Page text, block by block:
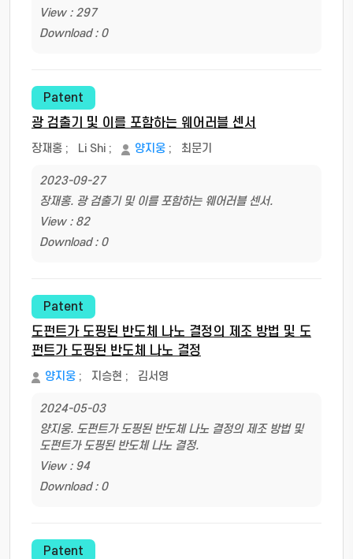
View : 297
Download : 0
Patent
광 검출기 및 이를 포함하는 웨어러블 센서
장재홍 ; Li Shi ; 양지웅 ; 최문기
2023-09-27
장재홍. 광 검출기 및 이를 포함하는 웨어러블 센서.
View : 82
Download : 0
Patent
도펀트가 도핑된 반도체 나노 결정의 제조 방법 및 도
펀트가 도핑된 반도체 나노 결정
양지웅 ; 지승현 ; 김서영
2024-05-03
양지웅. 도펀트가 도핑된 반도체 나노 결정의 제조 방법 및
도펀트가 도핑된 반도체 나노 결정.
View : 94
Download : 0
Patent